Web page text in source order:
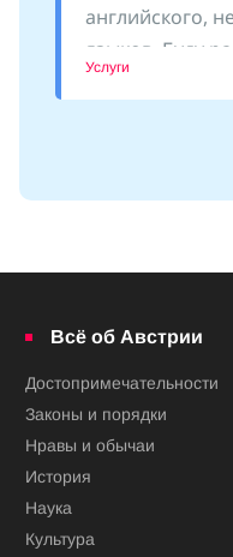
английского,
языков. Буду
оформлением
Услуги
Всё об Австрии
Достопримечательности
Законы и порядки
Нравы и обычаи
История
Наука
Культура